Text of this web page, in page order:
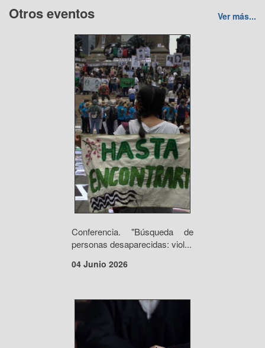
Otros eventos Ver más...
Conferencia. "Búsqueda de
personas desaparecidas: viol...
04 Junio 2026